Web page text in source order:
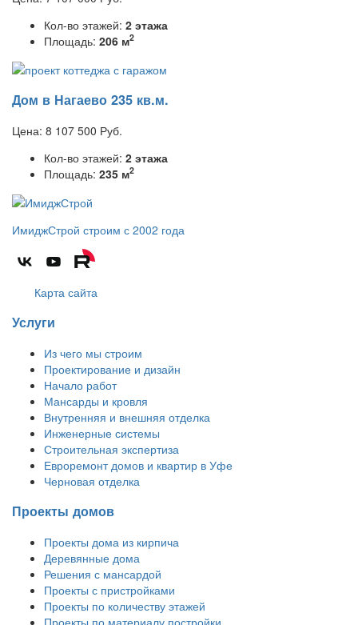
Кол-во этажей: 2 этажа
Площадь: 206 м2
Дом в Нагаево 235 кв.м.
Цена: 8 107 500 Руб.
Кол-во этажей: 2 этажа
Площадь: 235 м2
ИмиджСтрой строим с 2002 года
Карта сайта
Услуги
Из чего мы строим
Проектирование и дизайн
Начало работ
Мансарды и кровля
Внутренняя и внешняя отделка
Инженерные системы
Строительная экспертиза
Евроремонт домов и квартир в Уфе
Черновая отделка
Проекты домов
Проекты дома из кирпича
Деревянные дома
Решения с мансардой
Проекты с пристройками
Проекты по количеству этажей
Проекты по материалу постройки